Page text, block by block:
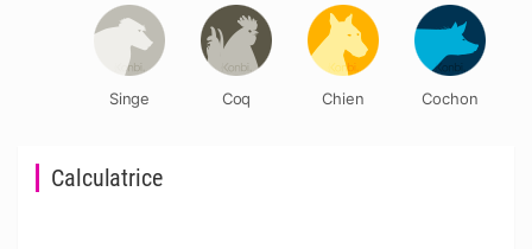
Calculatrice
Singe Coq Chien Cochon